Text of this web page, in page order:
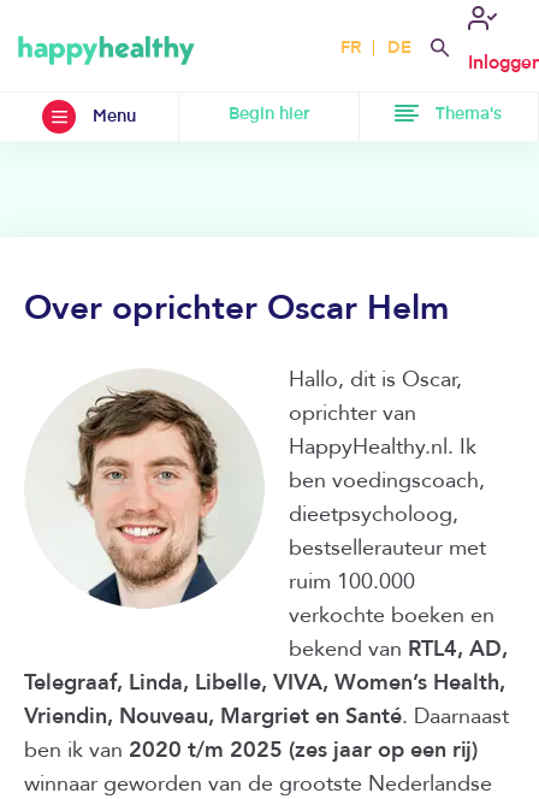
FR DE
Menu Begin hier Thema's
Over oprichter Oscar Helm
Hallo, dit is Oscar,
oprichter van
HappyHealthy.nl. Ik
ben voedingscoach,
dieetpsycholoog,
bestsellerauteur met
ruim 100.000
verkochte boeken en
bekend van RTL4, AD,
Telegraaf, Linda, Libelle, VIVA, Women’s Health,
Vriendin, Nouveau, Margriet en Santé. Daarnaast
ben ik van 2020 t/m 2025 (zes jaar op een rij)
winnaar geworden van de grootste Nederlandse